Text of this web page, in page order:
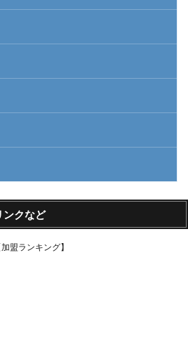
ンクなど
加盟ランキング】